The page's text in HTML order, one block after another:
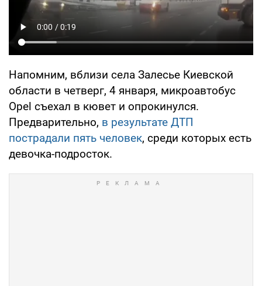
Напомним, вблизи села Залесье Киевской
области в четверг, 4 января, микроавтобус
Opel съехал в кювет и опрокинулся.
Предварительно, в результате ДТП
пострадали пять человек, среди которых есть
девочка-подросток.